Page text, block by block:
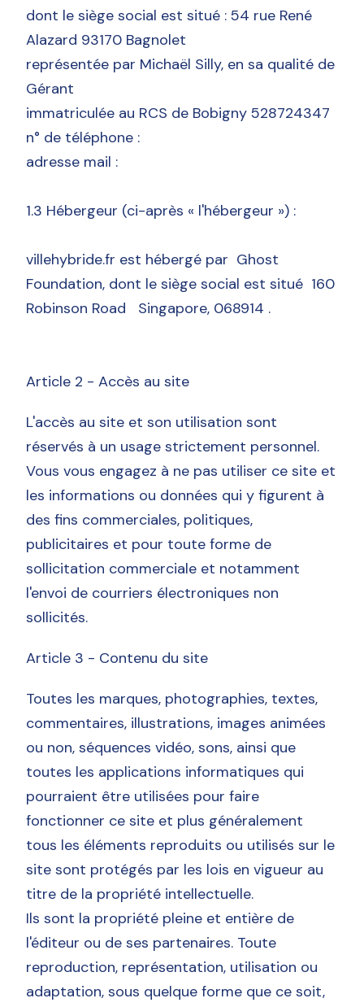
dont le siège social est situé : 54 rue René
Alazard 93170 Bagnolet
représentée par Michaël Silly, en sa qualité de
Gérant
immatriculée au RCS de Bobigny 528724347
n° de téléphone :
adresse mail :
1.3 Hébergeur (ci-après « l'hébergeur ») :
villehybride.fr est hébergé par Ghost
Foundation, dont le siège social est situé 160
Robinson Road Singapore, 068914 .
Article 2 - Accès au site
L'accès au site et son utilisation sont
réservés à un usage strictement personnel.
Vous vous engagez à ne pas utiliser ce site et
les informations ou données qui y figurent à
des fins commerciales, politiques,
publicitaires et pour toute forme de
sollicitation commerciale et notamment
l'envoi de courriers électroniques non
sollicités.
Article 3 - Contenu du site
Toutes les marques, photographies, textes,
commentaires, illustrations, images animées
ou non, séquences vidéo, sons, ainsi que
toutes les applications informatiques qui
pourraient être utilisées pour faire
fonctionner ce site et plus généralement
tous les éléments reproduits ou utilisés sur le
site sont protégés par les lois en vigueur au
titre de la propriété intellectuelle.
Ils sont la propriété pleine et entière de
l'éditeur ou de ses partenaires. Toute
reproduction, représentation, utilisation ou
adaptation, sous quelque forme que ce soit,